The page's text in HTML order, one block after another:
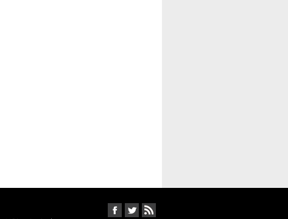
Suivez-nous sur Facebook
Suivez-nous sur Twitter